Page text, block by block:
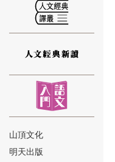
⑫
山頂文化
明天出版